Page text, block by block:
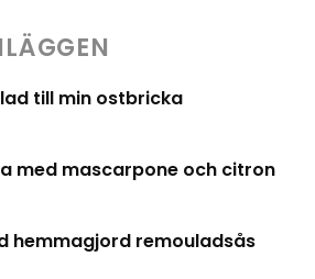
till min ostbricka
med mascarpone och citron
hemmagjord remouladsås